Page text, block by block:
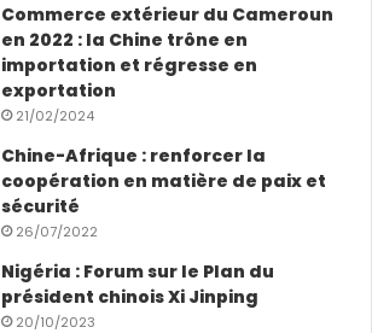
Commerce extérieur du Cameroun
en 2022 : la Chine trône en
importation et régresse en
exportation
21/02/2024
Chine-Afrique : renforcer la
coopération en matière de paix et
sécurité
26/07/2022
Nigéria : Forum sur le Plan du
président chinois Xi Jinping
20/10/2023